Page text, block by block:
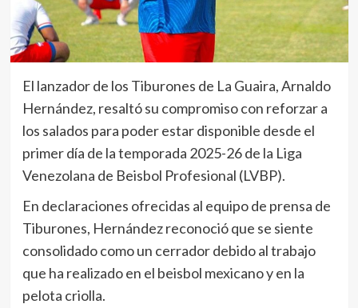
El lanzador de los Tiburones de La Guaira, Arnaldo
Hernández, resaltó su compromiso con reforzar a
los salados para poder estar disponible desde el
primer día de la temporada 2025-26 de la Liga
Venezolana de Beisbol Profesional (LVBP).
En declaraciones ofrecidas al equipo de prensa de
Tiburones, Hernández reconoció que se siente
consolidado como un cerrador debido al trabajo
que ha realizado en el beisbol mexicano y en la
pelota criolla.